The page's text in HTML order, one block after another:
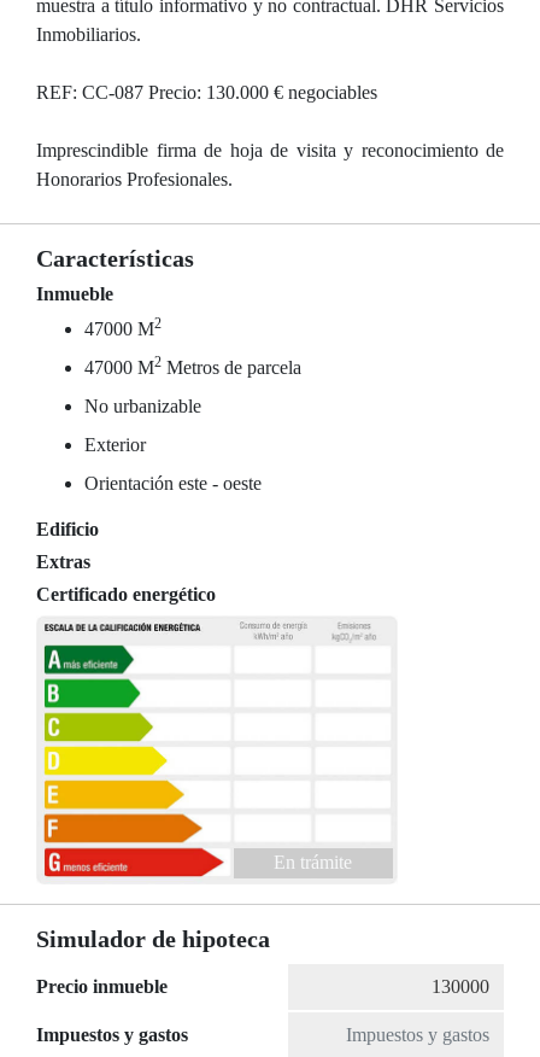
muestra a título informativo y no contractual. DHR Servicios
Inmobiliarios.
REF: CC-087 Precio: 130.000 € negociables
Imprescindible firma de hoja de visita y reconocimiento de
Honorarios Profesionales.
Características
Inmueble
47000 M2
47000 M2 Metros de parcela
No urbanizable
Exterior
Orientación este - oeste
Edificio
Extras
Certificado energético
En trámite
Simulador de hipoteca
Precio inmueble
Impuestos y gastos